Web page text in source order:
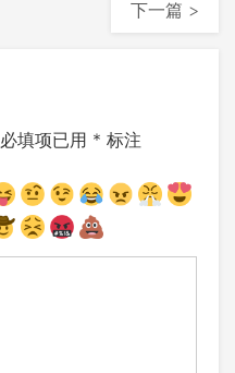
下一篇 >
必填项已用 * 标注